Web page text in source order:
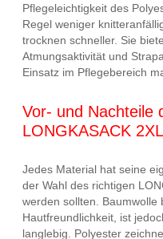
Pflegeleichtigkeit des
Regel weniger
trocknen schneller. Sie
Atmungsaktivität und
Einsatz im Pflegebereich
Vor- und Nachteile
LONGKASACK 2XL
Jedes Material hat seine
der Wahl des richtigen
werden sollten. Baumwolle
Hautfreundlichkeit, ist
langlebig. Polyester